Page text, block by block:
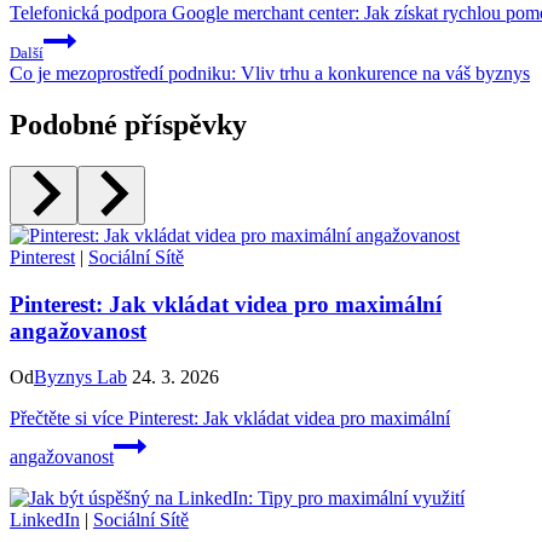
Telefonická podpora Google merchant center: Jak získat rychlou
Další
Co je mezoprostředí podniku: Vliv trhu a konkurence na váš byznys
Podobné příspěvky
Pinterest | Sociální Sítě
Pinterest: Jak vkládat videa pro maximální
angažovanost
OdByznys Lab 24. 3. 2026
Přečtěte si více Pinterest: Jak vkládat videa pro maximální
angažovanost
LinkedIn | Sociální Sítě